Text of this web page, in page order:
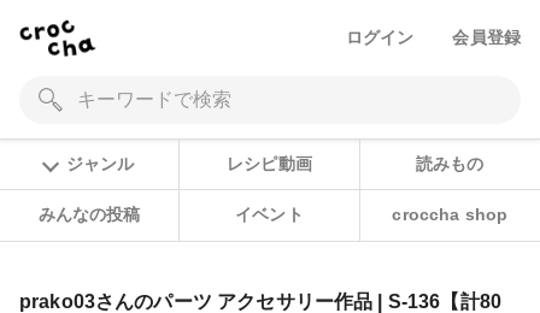
ログイン 会員登録
ジャンル レシピ動画 読みもの
みんなの投稿 イベント croccha shop
prako03さんのパーツ アクセサリー作品 | S-136【計80